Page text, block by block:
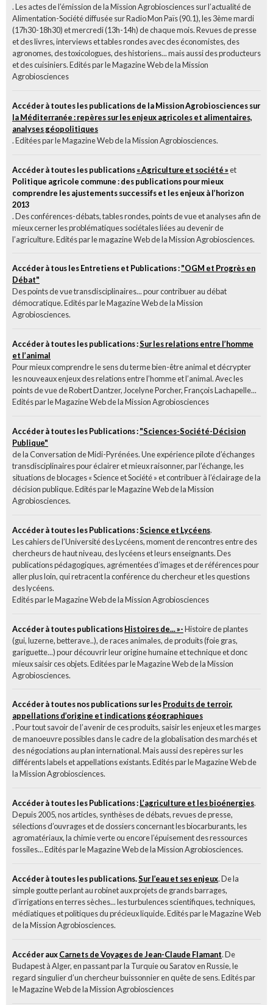
. Les actes de l’émission de la Mission Agrobiosciences sur l’actualité de
Alimentation-Société diffusée sur Radio Mon Païs (90.1), les 3ème mardi
(17h30-18h30) et mercredi (13h-14h) de chaque mois. Revues de presse
et des livres, interviews et tables rondes avec des économistes, des
agronomes, des toxicologues, des historiens... mais aussi des producteurs
et des cuisiniers. Edités par le Magazine Web de la Mission
Agrobiosciences
Accéder à toutes les publications de la Mission Agrobiosciences sur
la Méditerranée : repères sur les enjeux agricoles et alimentaires,
analyses géopolitiques
. Editées par le Magazine Web de la Mission Agrobiosciences.
Accéder à toutes les publications« Agriculture et société »et
Politique agricole commune : des publications pour mieux
comprendre les ajustements successifs et les enjeux à l’horizon
2013
. Des conférences-débats, tables rondes, points de vue et analyses afin de
mieux cerner les problématiques sociétales liées au devenir de
l’agriculture. Edités par le magazine Web de la Mission Agrobiosciences.
Accéder à tous les Entretiens et Publications :"OGM et Progrès en
Débat"
Des points de vue transdisciplinaires... pour contribuer au débat
démocratique. Edités par le Magazine Web de la Mission
Agrobiosciences.
Accéder à toutes les publications :Sur les relations entre l’homme
et l’animal
Pour mieux comprendre le sens du terme bien-être animal et décrypter
les nouveaux enjeux des relations entre l’homme et l’animal. Avec les
points de vue de Robert Dantzer, Jocelyne Porcher, François Lachapelle...
Edités par le Magazine Web de la Mission Agrobiosciences
Accéder à toutes les Publications :"Sciences-Société-Décision
Publique"
de la Conversation de Midi-Pyrénées. Une expérience pilote d’échanges
transdisciplinaires pour éclairer et mieux raisonner, par l’échange, les
situations de blocages « Science et Société » et contribuer à l’éclairage de la
décision publique. Edités par le Magazine Web de la Mission
Agrobiosciences.
Accéder à toutes les Publications :Science et Lycéens.
Les cahiers de l’Université des Lycéens, moment de rencontres entre des
chercheurs de haut niveau, des lycéens et leurs enseignants. Des
publications pédagogiques, agrémentées d’images et de références pour
aller plus loin, qui retracent la conférence du chercheur et les questions
des lycéens.
Edités par le Magazine Web de la Mission Agrobiosciences
Accéder à toutes publicationsHistoires de... »-Histoire de plantes
(gui, luzerne, betterave..), de races animales, de produits (foie gras,
gariguette...) pour découvrir leur origine humaine et technique et donc
mieux saisir ces objets. Editées par le Magazine Web de la Mission
Agrobiosciences.
Accéder à toutes nos publications sur lesProduits de terroir,
appellations d’origine et indications géographiques
. Pour tout savoir de l’avenir de ces produits, saisir les enjeux et les marges
de manoeuvre possibles dans le cadre de la globalisation des marchés et
des négociations au plan international. Mais aussi des repères sur les
différents labels et appellations existants. Edités par le Magazine Web de
la Mission Agrobiosciences.
Accéder à toutes les Publications :L’agriculture et les bioénergies.
Depuis 2005, nos articles, synthèses de débats, revues de presse,
sélections d’ouvrages et de dossiers concernant les biocarburants, les
agromatériaux, la chimie verte ou encore l’épuisement des ressources
fossiles... Edités par le Magazine Web de la Mission Agrobiosciences.
Accéder à toutes les publications.Sur l’eau et ses enjeux. De la
simple goutte perlant au robinet aux projets de grands barrages,
d’irrigations en terres sèches... les turbulences scientifiques, techniques,
médiatiques et politiques du précieux liquide. Edités par le Magazine Web
de la Mission Agrobiosciences.
Accéder auxCarnets de Voyages de Jean-Claude Flamant. De
Budapest à Alger, en passant par la Turquie ou Saratov en Russie, le
regard singulier d’un chercheur buissonnier en quête de sens. Edités par
le Magazine Web de la Mission Agrobiosciences